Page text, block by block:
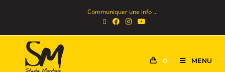
Communiquer une info ...
0 MENU